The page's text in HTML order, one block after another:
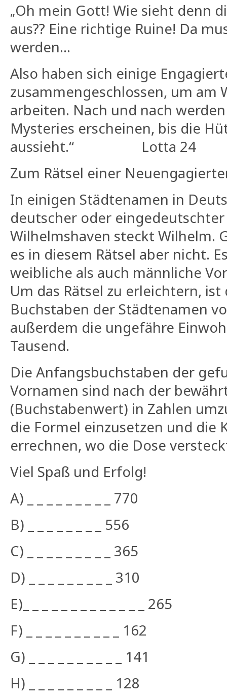
„Oh mein Gott! Wie sieht denn
aus?? Eine richtige Ruine! Da
werden...
Also haben sich einige
zusammengeschlossen, um am
arbeiten. Nach und nach
Mysteries erscheinen, bis die
aussieht.“ Lotta 24
Zum Rätsel einer
In einigen Städtenamen in
deutscher oder eingedeutschter
Wilhelmshaven steckt Wilhelm.
es in diesem Rätsel aber nicht.
weibliche als auch männliche
Um das Rätsel zu erleichtern, ist
Buchstaben der Städtenamen
außerdem die ungefähre
Tausend.
Die Anfangsbuchstaben der
Vornamen sind nach der
(Buchstabenwert) in Zahlen
die Formel einzusetzen und die
errechnen, wo die Dose
Viel Spaß und Erfolg!
A) _ _ _ _ _ _ _ _ _ 770
B) _ _ _ _ _ _ _ _ 556
C) _ _ _ _ _ _ _ _ _ 365
D) _ _ _ _ _ _ _ _ _ 310
E)_ _ _ _ _ _ _ _ _ _ _ _ _ 265
F) _ _ _ _ _ _ _ _ _ _ 162
G) _ _ _ _ _ _ _ _ _ _ 141
H) _ _ _ _ _ _ _ _ _ 128